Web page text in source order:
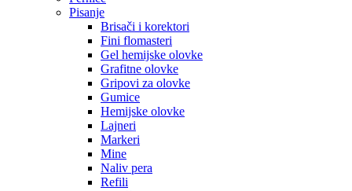
Pisanje
Brisači i korektori
Fini flomasteri
Gel hemijske olovke
Grafitne olovke
Gripovi za olovke
Gumice
Hemijske olovke
Lajneri
Markeri
Mine
Naliv pera
Refili